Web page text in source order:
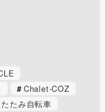
Chalet-COZ
たみ自転車